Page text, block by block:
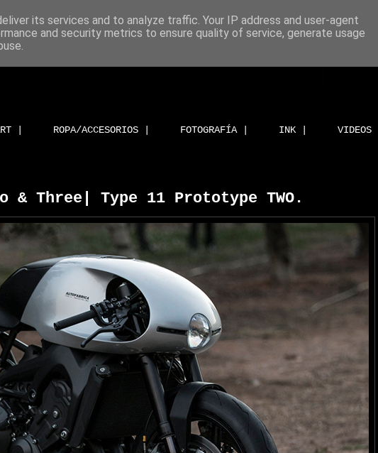
| ROPA/ACCESORIOS | FOTOGRAFÍA | INK | VIDEOS |
Three| Type 11 Prototype TWO.
its services and to analyze traffic. Your IP address and user-agent
and security metrics to ensure quality of service, generate usage